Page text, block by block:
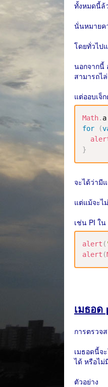
ทั้งหมดนี้ล้
นั่นหมายค
โดยทั่วไป
นอกจากนี้
สามารถไ
แต่ออบเจ็
Math. a
for
(
}
จะได้ว่ามี
แต่แม้จะไ
เช่น PI ใน
alert (
alert (
เมธอด
การตรวจ
เมธอดนี้จ
ได้ หรือไม่
ตัวอย่าง